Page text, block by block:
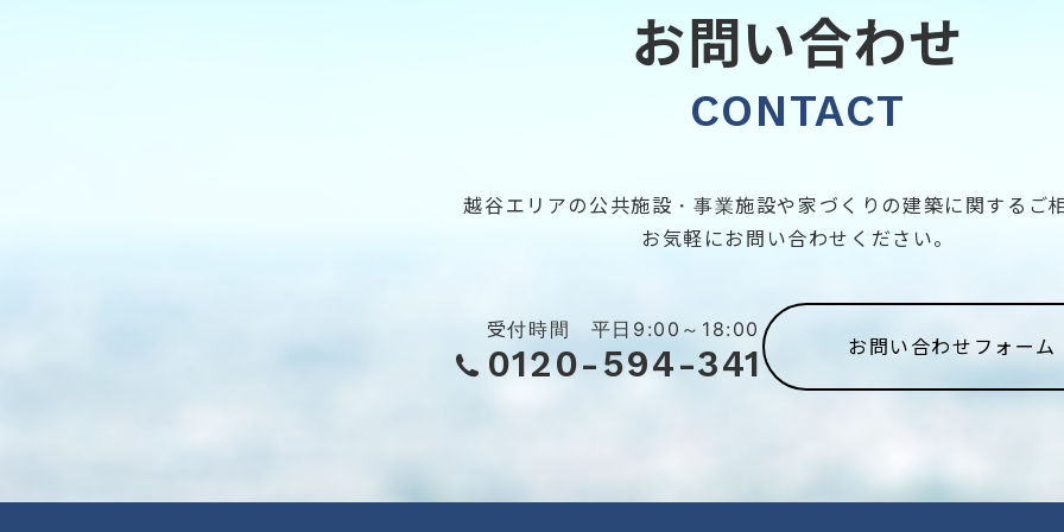
お問い合わせ
CONTACT
越谷エリアの公共施設・事業施設や家づくりの建築に関するご
お気軽にお問い合わせください。
受付時間 平日9:00～18:00
0120-594-341 お問い合わせフォーム